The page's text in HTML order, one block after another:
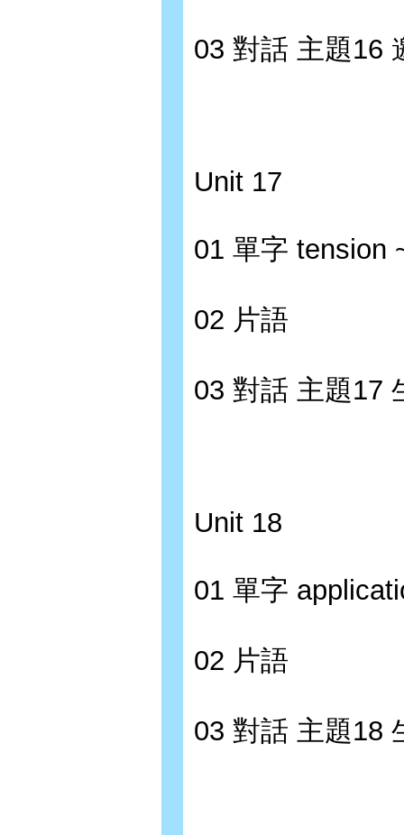
03 對話 主題16
Unit 17
01 單字 tension
02 片語
03 對話 主題17
Unit 18
01 單字
02 片語
03 對話 主題18